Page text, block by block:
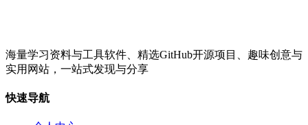
海量学习资料与工具软件、精选GitHub开源项目、趣味创意与
实用网站，一站式发现与分享
快速导航